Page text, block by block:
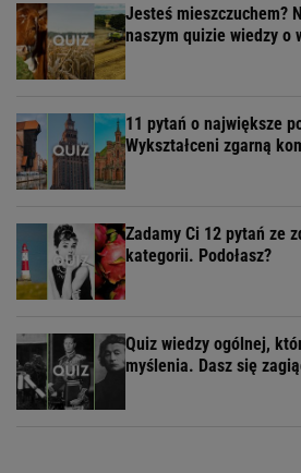
Jesteś mieszczuchem?
naszym quizie wiedzy o
11 pytań o największe
Wykształceni zgarną
Zadamy Ci 12 pytań ze
kategorii. Podołasz?
Quiz wiedzy ogólnej,
myślenia. Dasz się